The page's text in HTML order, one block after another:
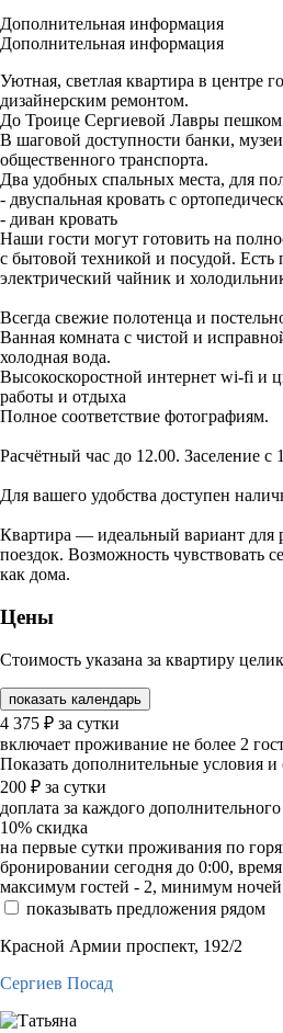
Дополнительная информация
Дополнительная информация
Уютная, светлая квартира в центре
дизайнерским ремонтом.
До Троице Сергиевой Лавры
В шаговой доступности банки,
общественного транспорта.
Два удобных спальных места, для
- двуспальная кровать с
- диван кровать
Наши гости могут готовить на
с бытовой техникой и посудой. Есть
электрический чайник и
Всегда свежие полотенца и
Ванная комната с чистой и
холодная вода.
Высокоскоростной интернет wi-fi и
работы и отдыха
Полное соответствие фотографиям.
Расчётный час до 12.00. Заселение с
Для вашего удобства доступен
Квартира — идеальный вариант для
поездок. Возможность чувствовать
как дома.
Цены
Стоимость указана за квартиру
показать календарь
4 375 ₽ за сутки
включает проживание не более 2
Показать дополнительные условия и
200 ₽ за сутки
доплата за каждого
10% скидка
на первые сутки проживания по
бронировании сегодня до 0:00, время
максимум гостей - 2, минимум
показывать предложения рядом
Красной Армии проспект, 192/2
Сергиев Посад